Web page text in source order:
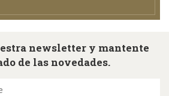
newsletter y mantente
de las novedades.